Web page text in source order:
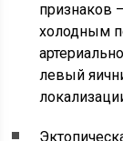
признаков
холодным
левый